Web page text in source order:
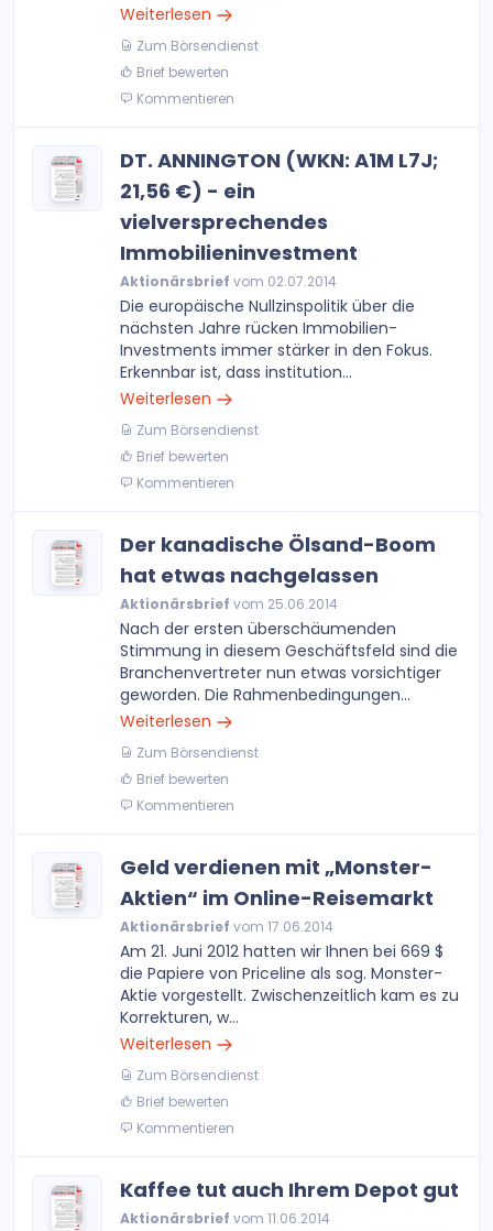
Weiterlesen
Zum Börsendienst
Brief bewerten
Kommentieren
DT. ANNINGTON (WKN: A1M L7J;
21,56 €) - ein
vielversprechendes
Immobilieninvestment
Aktionärsbrief vom 02.07.2014
Die europäische Nullzinspolitik über die
nächsten Jahre rücken Immobilien-
Investments immer stärker in den Fokus.
Erkennbar ist, dass institution...
Weiterlesen
Zum Börsendienst
Brief bewerten
Kommentieren
Der kanadische Ölsand-Boom
hat etwas nachgelassen
Aktionärsbrief vom 25.06.2014
Nach der ersten überschäumenden
Stimmung in diesem Geschäftsfeld sind die
Branchenvertreter nun etwas vorsichtiger
geworden. Die Rahmenbedingungen...
Weiterlesen
Zum Börsendienst
Brief bewerten
Kommentieren
Geld verdienen mit „Monster-
Aktien“ im Online-Reisemarkt
Aktionärsbrief vom 17.06.2014
Am 21. Juni 2012 hatten wir Ihnen bei 669 $
die Papiere von Priceline als sog. Monster-
Aktie vorgestellt. Zwischenzeitlich kam es zu
Korrekturen, w...
Weiterlesen
Zum Börsendienst
Brief bewerten
Kommentieren
Kaffee tut auch Ihrem Depot gut
Aktionärsbrief vom 11.06.2014